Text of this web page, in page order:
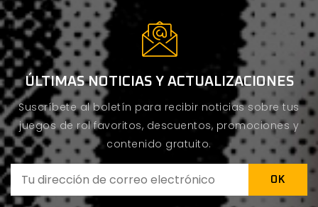
ÚLTIMAS NOTICIAS Y ACTUALIZACIONES
Suscríbete al boletín para recibir noticias sobre tus
juegos de rol favoritos, descuentos, promociones y
contenido gratuito.